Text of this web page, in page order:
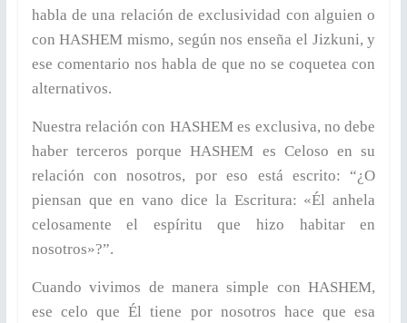
habla de una relación de exclusividad con alguien o
con HASHEM mismo, según nos enseña el Jizkuni, y
ese comentario nos habla de que no se coquetea con
alternativos.
Nuestra relación con HASHEM es exclusiva, no debe
haber terceros porque HASHEM es Celoso en su
relación con nosotros, por eso está escrito: “¿O
piensan que en vano dice la Escritura: «Él anhela
celosamente el espíritu que hizo habitar en
nosotros»?”.
Cuando vivimos de manera simple con HASHEM,
ese celo que Él tiene por nosotros hace que esa